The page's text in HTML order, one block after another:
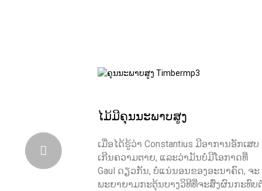
ໄມ້ມີຄຸນນະພາບສູງ
ເມື່ອໄດ້ຮູ້ວ່າ Constantius ມີອາການອັກເສບ
ເກີນຄວາມຕາຍ, ແລະວ່າມັນບໍ່ມີໂອກາດທີ່
Gaul ດຽວກັນ, ບໍ່ແນ່ນອນຂອງອະນາຄົດ, ຈະ
ພະຍາຍາມກະຕຸ້ນບາງວິທີທີ່ຈະສົ່ງຜົນກະທົບ